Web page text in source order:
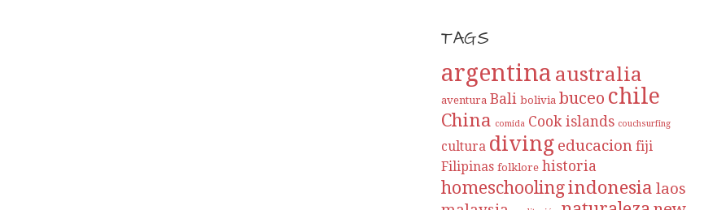
TAGS
argentina australia
aventura Bali bolivia buceo chile
China comida Cook islands couchsurfing
cultura diving educacion fiji
Filipinas folklore historia
homeschoolingindonesia laos